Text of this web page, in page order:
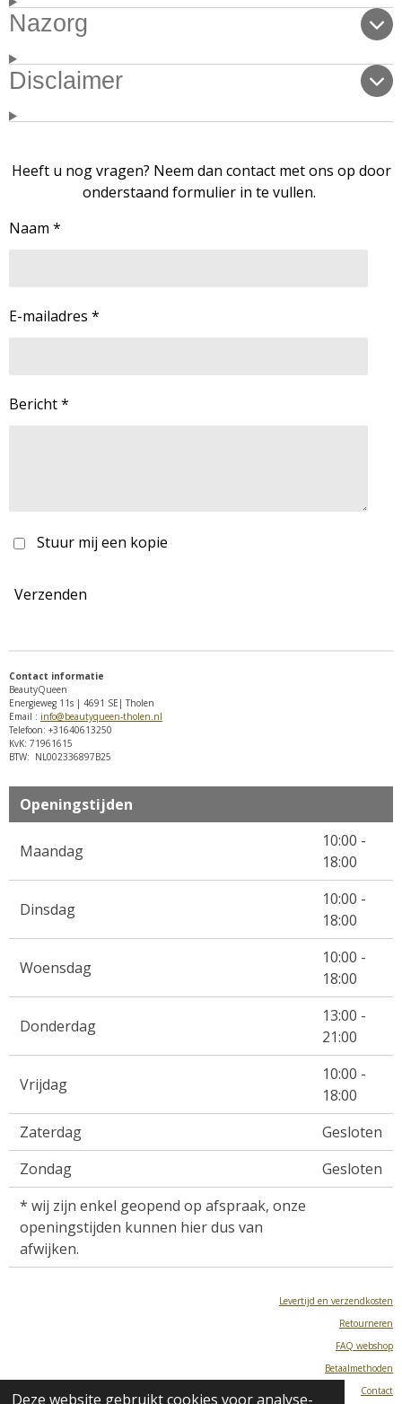
Deze website gebruikt cookies voor analyse-
Nazorg
Disclaimer
Heeft u nog vragen? Neem dan contact met ons op door
onderstaand formulier in te vullen.
Naam *
E-mailadres *
Bericht *
Stuur mij een kopie
Verzenden
Contact informatie
BeautyQueen
Energieweg 11s | 4691 SE| Tholen
Email : info@beautyqueen-tholen.nl
Telefoon: +31640613250
KvK: 71961615
BTW: NL002336897B25
Openingstijden
Maandag
10:00 -
18:00
Dinsdag
10:00 -
18:00
Woensdag
10:00 -
18:00
Donderdag
13:00 -
21:00
Vrijdag
10:00 -
18:00
Zaterdag
Gesloten
Zondag
Gesloten
* wij zijn enkel geopend op afspraak, onze
openingstijden kunnen hier dus van
afwijken.
Levertijd en verzendkosten
Retourneren
FAQ webshop
Betaalmethoden
Contact